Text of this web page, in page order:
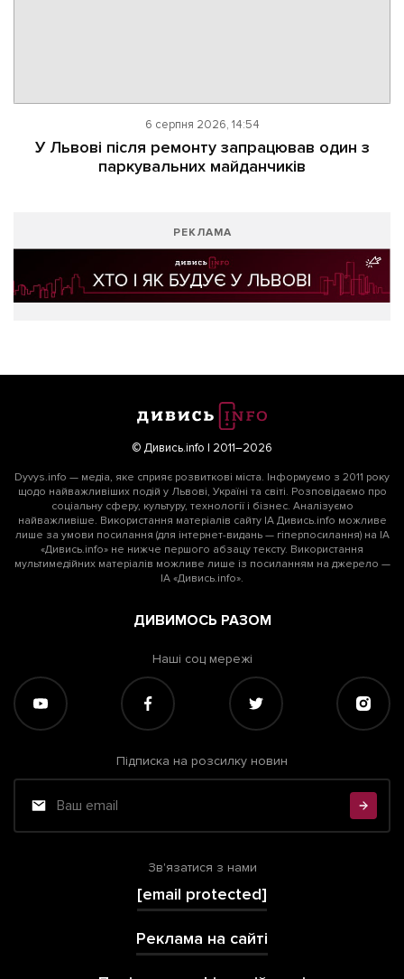
6 серпня 2026, 14:54
У Львові після ремонту запрацював один з
паркувальних майданчиків
РЕКЛАМА
© Дивись.info | 2011–2026
Dyvys.info — медіа, яке сприяє розвиткові міста. Інформуємо з 2011 року
щодо найважливіших подій у Львові, Україні та світі. Розповідаємо про
соціальну сферу, культуру, технології і бізнес. Аналізуємо
найважливіше. Використання матеріалів сайту ІА Дивись.info можливе
лише за умови посилання (для інтернет-видань — гіперпосилання) на ІА
«Дивись.info» не нижче першого абзацу тексту. Використання
мультимедійних матеріалів можливе лише із посиланням на джерело —
ІА «Дивись.info».
ДИВИМОСЬ РАЗОМ
Наші соц мережі
Підписка на розсилку новин
Зв'язатися з нами
[email protected]
Реклама на сайті